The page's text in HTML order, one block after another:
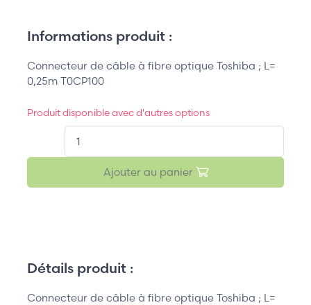
Informations produit :
Connecteur de câble à fibre optique Toshiba ; L=
0,25m T0CP100
Produit disponible avec d'autres options
Ajouter au panier
Détails produit :
Connecteur de câble à fibre optique Toshiba ; L=